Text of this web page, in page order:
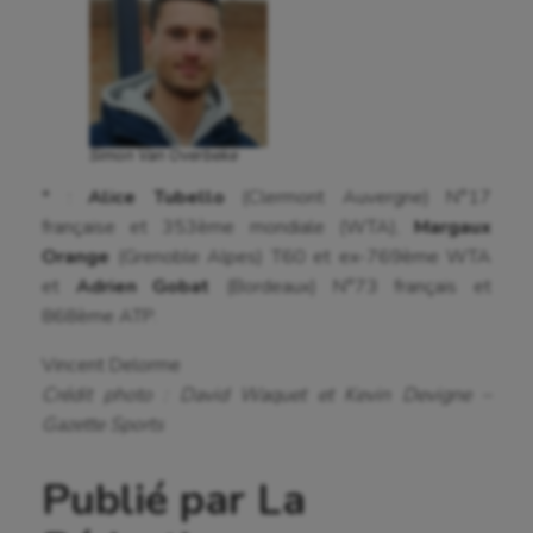
Simon Van Overbeke
* : Alice Tubello(Clermont Auvergne) N°17
française et 353ème mondiale (WTA), Margaux
Orange
(Grenoble Alpes) T60 et ex-769ème WTA
et Adrien Gobat
(Bordeaux) N°73 français et
868ème ATP.
Vincent Delorme
Crédit photo : David Waquet et Kevin Devigne –
Gazette Sports
Publié par La